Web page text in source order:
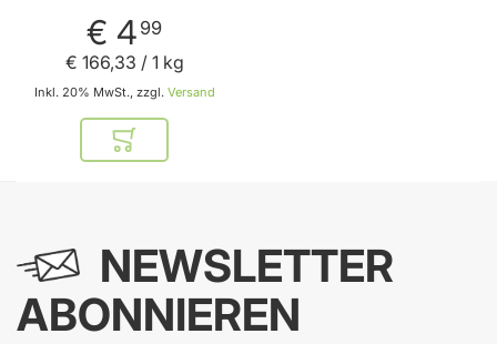
€ 4 99
Inkl. 20% MwSt., zzgl. Versand
€ 166,33 / 1 kg
In den Warenkorb
NEWSLETTER
ABONNIEREN